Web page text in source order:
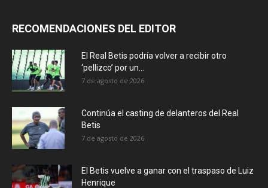
RECOMENDACIONES DEL EDITOR
El Real Betis podría volver a recibir otro
‘pellizco’ por un...
7 de agosto de 2026
Continúa el casting de delanteros del Real
Betis
7 de agosto de 2026
El Betis vuelve a ganar con el traspaso de Luiz
Henrique